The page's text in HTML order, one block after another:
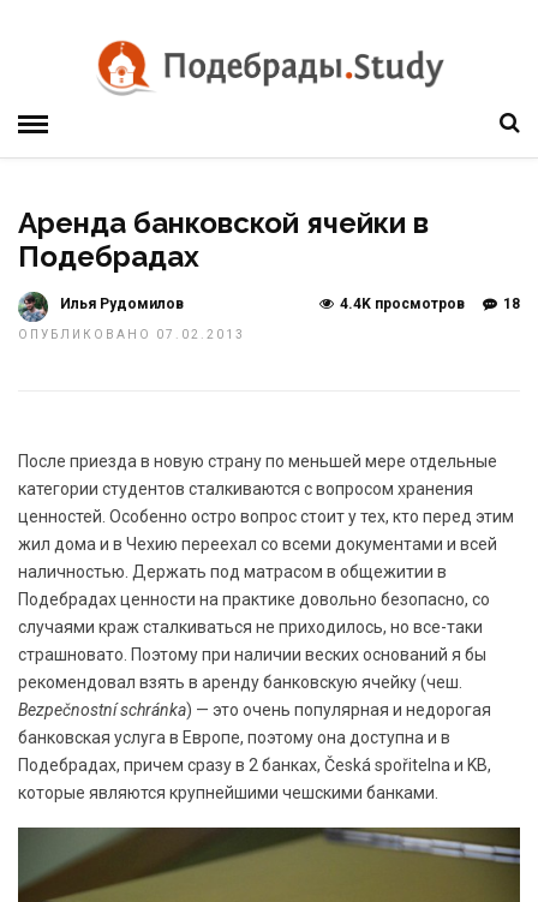
Аренда банковской ячейки в
Подебрадах
Илья Рудомилов
ОПУБЛИКОВАНО 07.02.2013
18
4.4K просмотров
После приезда в новую страну по меньшей мере отдельные
категории студентов сталкиваются с вопросом хранения
ценностей. Особенно остро вопрос стоит у тех, кто перед этим
жил дома и в Чехию переехал со всеми документами и всей
наличностью. Держать под матрасом в общежитии в
Подебрадах ценности на практике довольно безопасно, со
случаями краж сталкиваться не приходилось, но все-таки
страшновато. Поэтому при наличии веских оснований я бы
рекомендовал взять в аренду банковскую ячейку (чеш.
Bezpečnostní schránka) — это очень популярная и недорогая
банковская услуга в Европе, поэтому она доступна и в
Подебрадах, причем сразу в 2 банках, Česká spořitelna и KB,
которые являются крупнейшими чешскими банками.